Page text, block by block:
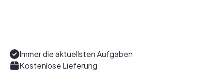
Immer die aktuellsten Aufgaben
Kostenlose Lieferung